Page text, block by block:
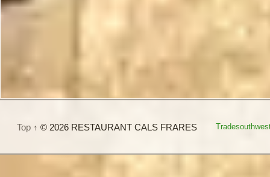
Top ↑ © 2026 RESTAURANT CALS FRARES